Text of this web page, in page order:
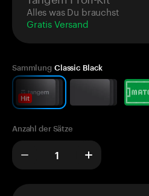
Alles was Du brauchst
Gratis Versand
Sammlung Classic Black
Hit
Anzahl der Sätze